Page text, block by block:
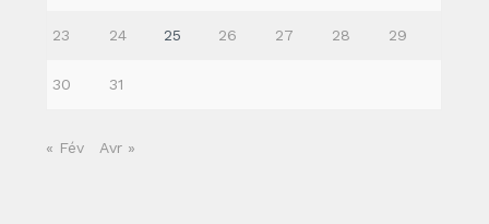
23 24 25 26 27 28 29
30 31
« Fév Avr »